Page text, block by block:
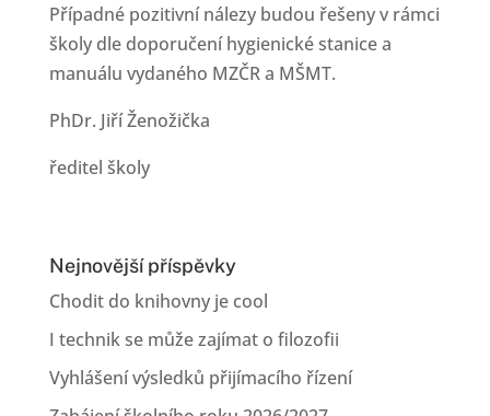
Případné pozitivní nálezy budou řešeny v rámci
školy dle doporučení hygienické stanice a
manuálu vydaného MZČR a MŠMT.
PhDr. Jiří Ženožička
ředitel školy
Nejnovější příspěvky
Chodit do knihovny je cool
I technik se může zajímat o filozofii
Vyhlášení výsledků přijímacího řízení